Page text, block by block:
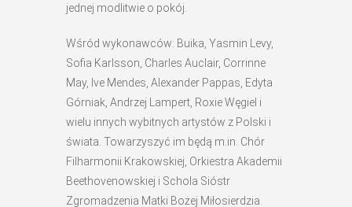
jednej modlitwie o pokój.
Wśród wykonawców: Buika, Yasmin Levy,
Sofia Karlsson, Charles Auclair, Corrinne
May, Ive Mendes, Alexander Pappas, Edyta
Górniak, Andrzej Lampert, Roxie Węgiel i
wielu innych wybitnych artystów z Polski i
świata. Towarzyszyć im będą m.in. Chór
Filharmonii Krakowskiej, Orkiestra Akademii
Beethovenowskiej i Schola Sióstr
Zgromadzenia Matki Bożej Miłosierdzia.